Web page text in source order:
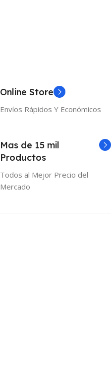
Online Store
Envíos Rápidos Y Económicos
Mas de 15 mil
Productos
Todos al Mejor Precio del
Mercado